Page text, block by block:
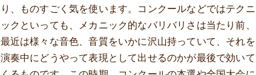
り、ものすごく気を使います。コンクールなどではテクニ
ックといっても、メカニック的なバリバリさは当たり前、
最近は様々な音色、音質をいかに沢山持っていて、それを
演奏中にどうやって表現として出せるのかが最後で効いて